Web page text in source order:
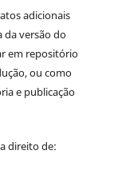
adicionais
da versão do
em repositório
ou como
e publicação
direito de: